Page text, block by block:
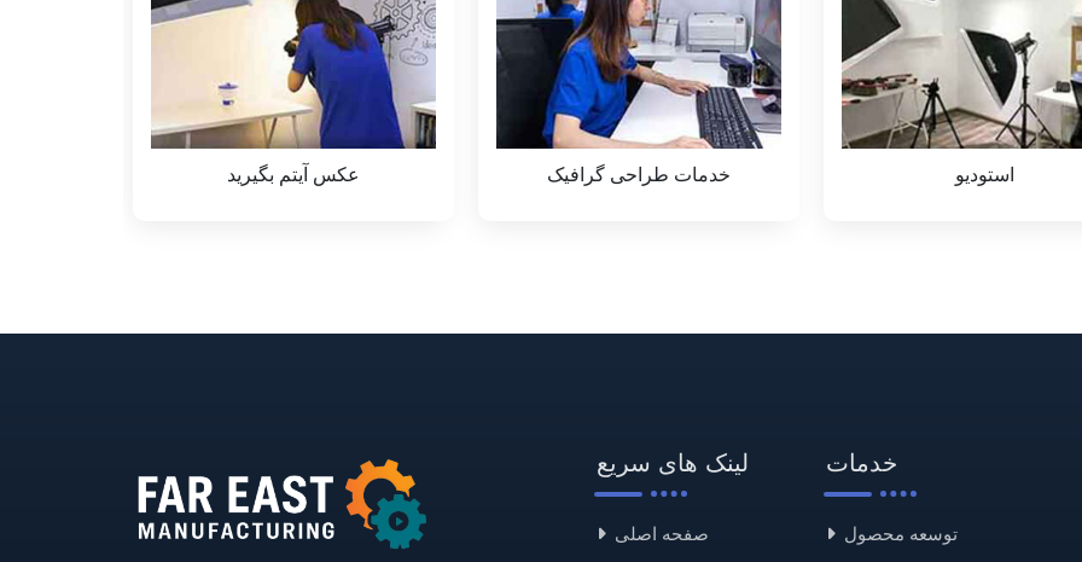
طراحی بسته عکس آیتم بگیرید خدمات طراحی گرافیک
لینک های سریع
صفحه اصلی
خدمات
توسعه محصول